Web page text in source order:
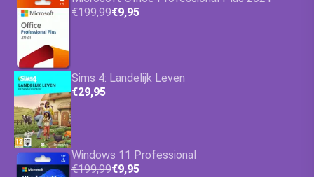
€199,99€9,95
Sims 4: Landelijk Leven
€29,95
Windows 11 Professional
€199,99€9,95